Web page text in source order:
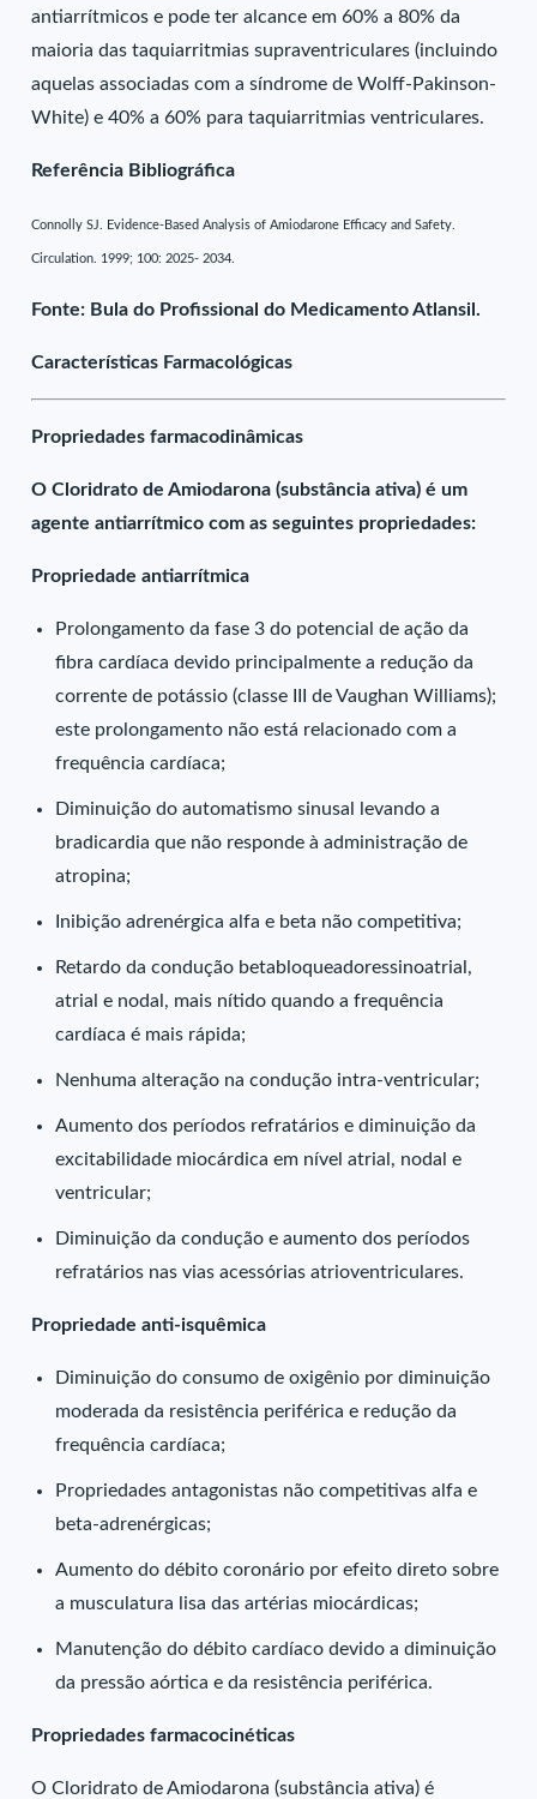
antiarrítmicos e pode ter alcance em 60% a 80% da
maioria das taquiarritmias supraventriculares (incluindo
aquelas associadas com a síndrome de Wolff-Pakinson-
White) e 40% a 60% para taquiarritmias ventriculares.
Referência Bibliográfica
Connolly SJ. Evidence-Based Analysis of Amiodarone Efficacy and Safety.
Circulation. 1999; 100: 2025- 2034.
Fonte: Bula do Profissional do Medicamento Atlansil.
Características Farmacológicas
Propriedades farmacodinâmicas
O Cloridrato de Amiodarona (substância ativa) é um
agente antiarrítmico com as seguintes propriedades:
Propriedade antiarrítmica
Prolongamento da fase 3 do potencial de ação da
fibra cardíaca devido principalmente a redução da
corrente de potássio (classe III de Vaughan Williams);
este prolongamento não está relacionado com a
frequência cardíaca;
Diminuição do automatismo sinusal levando a
bradicardia que não responde à administração de
atropina;
Inibição adrenérgica alfa e beta não competitiva;
Retardo da condução betabloqueadoressinoatrial,
atrial e nodal, mais nítido quando a frequência
cardíaca é mais rápida;
Nenhuma alteração na condução intra-ventricular;
Aumento dos períodos refratários e diminuição da
excitabilidade miocárdica em nível atrial, nodal e
ventricular;
Diminuição da condução e aumento dos períodos
refratários nas vias acessórias atrioventriculares.
Propriedade anti-isquêmica
Diminuição do consumo de oxigênio por diminuição
moderada da resistência periférica e redução da
frequência cardíaca;
Propriedades antagonistas não competitivas alfa e
beta-adrenérgicas;
Aumento do débito coronário por efeito direto sobre
a musculatura lisa das artérias miocárdicas;
Manutenção do débito cardíaco devido a diminuição
da pressão aórtica e da resistência periférica.
Propriedades farmacocinéticas
O Cloridrato de Amiodarona (substância ativa) é